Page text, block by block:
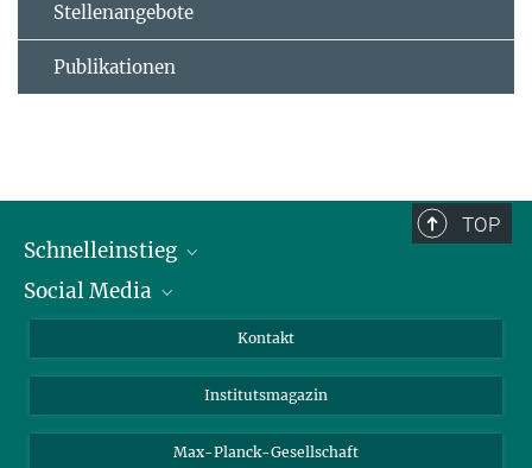
Stellenangebote
Publikationen
TOP
Schnelleinstieg
Alumni
Fördernde
Social Media
Bluesky
Facebook
Kontakt
Institutsmagazin
Max-Planck-Gesellschaft